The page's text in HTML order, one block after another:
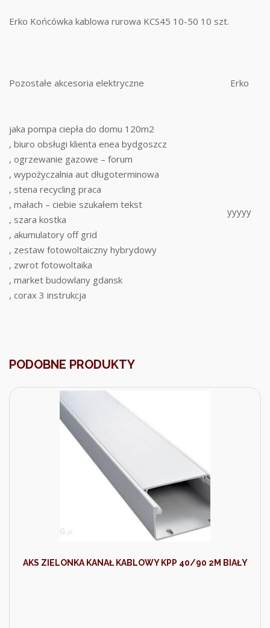
Erko Końcówka kablowa rurowa KCS45 10-50 10 szt.
Pozostałe akcesoria elektryczne Erko
jaka pompa ciepła do domu 120m2
, biuro obsługi klienta enea bydgoszcz
, ogrzewanie gazowe – forum
, wypożyczalnia aut długoterminowa
, stena recycling praca
, małach – ciebie szukałem tekst
, szara kostka
, akumulatory off grid
, zestaw fotowoltaiczny hybrydowy
, zwrot fotowoltaika
, market budowlany gdansk
, corax 3 instrukcja
yyyyy
PODOBNE PRODUKTY
AKS ZIELONKA KANAŁ KABLOWY KPP 40/90 2M BIAŁY